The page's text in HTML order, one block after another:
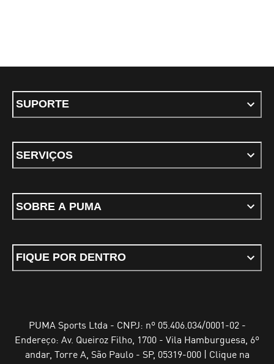
SUPORTE
SERVIÇOS
SOBRE A PUMA
FIQUE POR DENTRO
PUMA Sports Ltda - CNPJ: nº 05.406.034/0001-02 -
Endereço: Av. Queiroz Filho, 1700 - Vila Hamburguesa, 6º
andar, Torre A, São Paulo - SP, 05319-000 | Clique na